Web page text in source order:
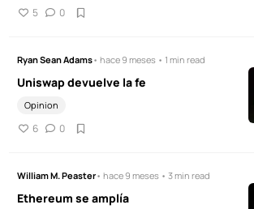
5 0
Ryan Sean Adams• hace 9 meses • 1 min read
Uniswap devuelve la fe
Opinion
6 0
William M. Peaster• hace 9 meses • 3 min read
Ethereum se amplía